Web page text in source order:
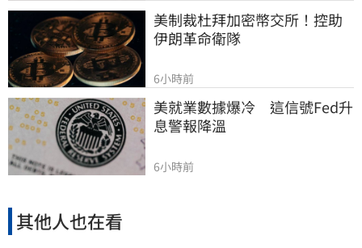
美制裁杜拜加密幣交所！控助
伊朗革命衛隊
6小時前
美就業數據爆冷　這信號Fed升
息警報降溫
6小時前
其他人也在看